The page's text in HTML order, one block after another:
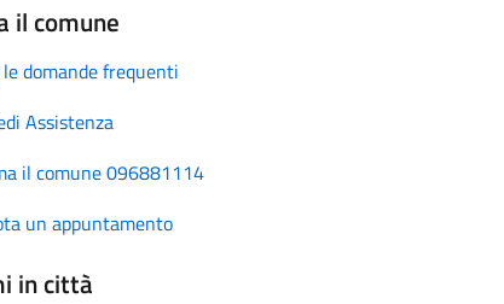
il comune
le domande frequenti
Assistenza
il comune 096881114
un appuntamento
in città